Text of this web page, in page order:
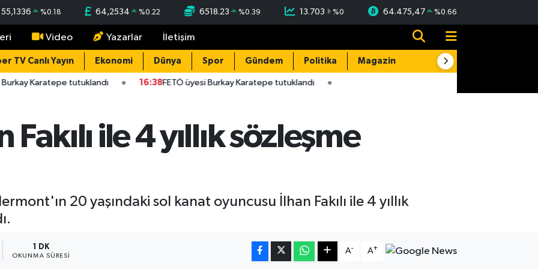
55,1336 %0.18 64,2534 %0.22 6518.23 %0.39 13.703 %0 64.475,47 %0.66
Video Yazarlar İletişim
TV Canlı Yayın Ekonomi Dünya Spor Gündem Politika Magazin Resmi İlanlar
Karatepe tutuklandı 16:38FETÖ üyesi Burkay Karatepe tutuklandı
ile 4 yıllık sözleşme
20 yaşındaki sol kanat oyuncusu İlhan Fakılı ile 4 yıllık
1 DK
OKUNMA SÜRESI
A- A+